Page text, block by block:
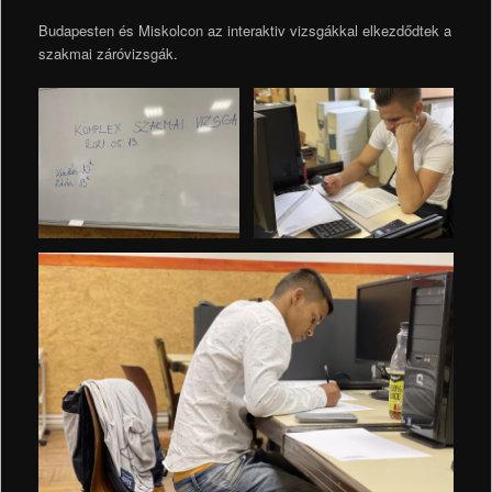
Budapesten és Miskolcon az interaktiv vizsgákkal elkezdődtek a
szakmai záróvizsgák.